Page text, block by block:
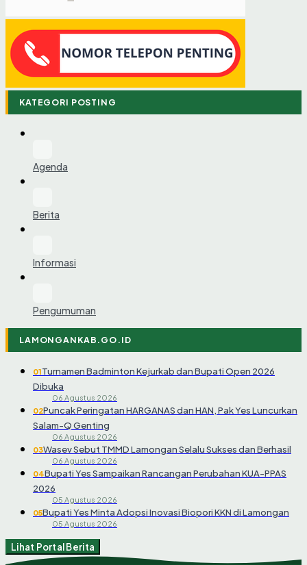
KATEGORI POSTING
Agenda
Berita
Informasi
Pengumuman
LAMONGANKAB.GO.ID
01Turnamen Badminton Kejurkab dan Bupati Open 2026
Dibuka
06 Agustus 2026
02Puncak Peringatan HARGANAS dan HAN, Pak Yes Luncurkan
Salam-Q Genting
06 Agustus 2026
03Wasev Sebut TMMD Lamongan Selalu Sukses dan Berhasil
06 Agustus 2026
04Bupati Yes Sampaikan Rancangan Perubahan KUA-PPAS
2026
05 Agustus 2026
05Bupati Yes Minta Adopsi Inovasi Biopori KKN di Lamongan
05 Agustus 2026
Lihat Portal Berita